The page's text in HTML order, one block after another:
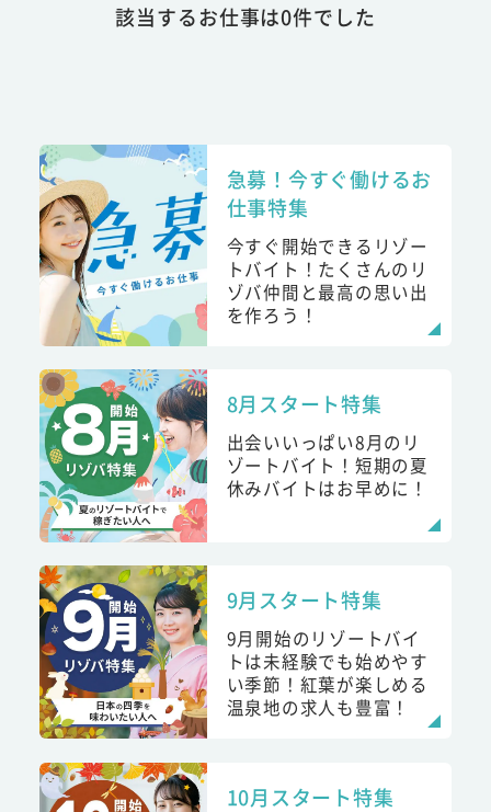
該当するお仕事は0件でした
急募！今すぐ働けるお
仕事特集
今すぐ開始できるリゾー
トバイト！たくさんのリ
ゾバ仲間と最高の思い出
を作ろう！
8月スタート特集
出会いいっぱい8月のリ
ゾートバイト！短期の夏
休みバイトはお早めに！
9月スタート特集
9月開始のリゾートバイ
トは未経験でも始めやす
い季節！紅葉が楽しめる
温泉地の求人も豊富！
10月スタート特集